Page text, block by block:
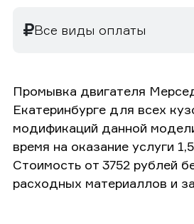
Все виды оплаты
Промывка двигателя
Екатеринбурге для всех
модификаций данной
время на оказание услуги
Стоимость от 3752 рублей
расходных материаллов и